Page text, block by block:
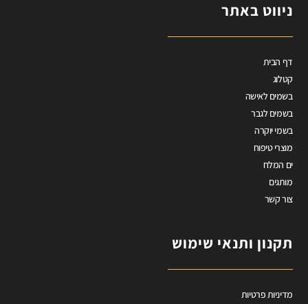
ניווט באתר
דף הבית
קטלוג
בשמים לאישה
בשמים לגבר
בשמי יוקרה
מוצרי טיפוח
ים המלח
מותגים
צור קשר
תקנון ותנאי שימוש
מדיניות פרטיות